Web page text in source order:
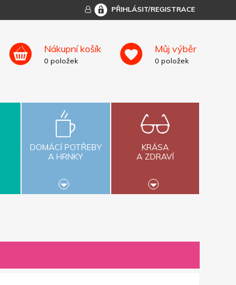
PŘIHLÁSIT/REGISTRACE
Nákupní košík
0 položek
Můj výběr
0 položek
DOMÁCÍ POTŘEBY
A HRNKY
KRÁSA
A ZDRAVÍ